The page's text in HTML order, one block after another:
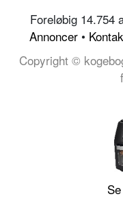
Foreløbig 14.754
Annoncer •
Copyright ©